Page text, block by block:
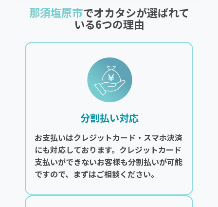
那須塩原市でオカタシが選ばれて
いる6つの理由
分割払い対応
お支払いはクレジットカード・スマホ決済
にも対応しております。クレジットカード
支払いができないお客様も分割払いが可能
ですので、まずはご相談ください。